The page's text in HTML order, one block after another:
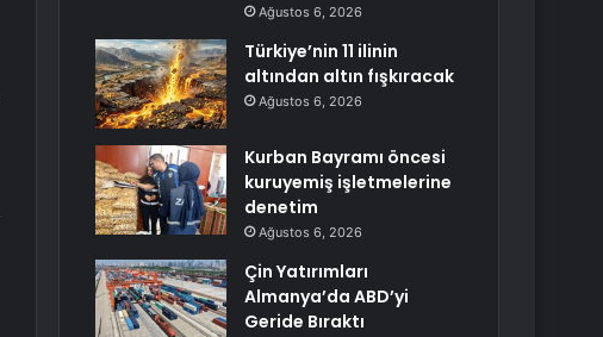
Ağustos 6, 2026
Türkiye’nin 11 ilinin
altından altın fışkıracak
Ağustos 6, 2026
Kurban Bayramı öncesi
kuruyemiş işletmelerine
denetim
Ağustos 6, 2026
Çin Yatırımları
Almanya’da ABD’yi
Geride Bıraktı